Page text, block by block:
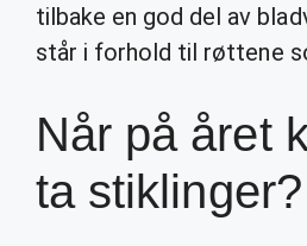
tilbake en god del av
står i forhold til røttene
Når på året
ta stiklinger?